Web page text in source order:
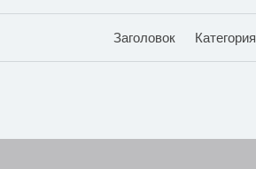
Заголовок Категория